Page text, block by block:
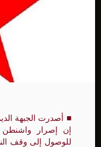
■ أصدرت الجبهة
إن إصرار
للوصول إلى وقف